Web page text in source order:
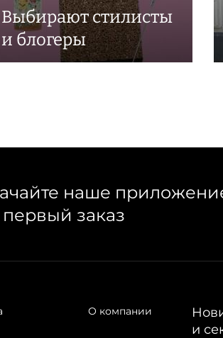
Выбирают стилисты
и блогеры
наше
первый заказ
О компании
и